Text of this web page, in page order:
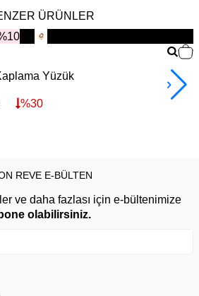
ÜRÜNLER
Yüzük
%30
REVE E-BÜLTEN
ve daha fazlası için e-bültenimize
olabilirsiniz.